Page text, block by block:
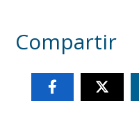
Compartir